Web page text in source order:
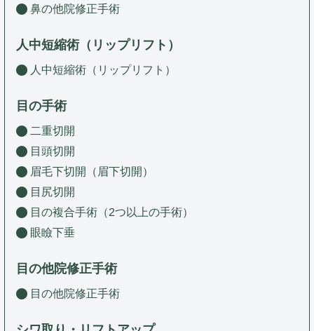
鼻の他院修正手術
人中短縮術（リップリフト）
人中短縮術（リップリフト）
目の手術
二重切開
目頭切開
眉毛下切開（眉下切開）
目尻切開
目の複合手術（2つ以上の手術）
眼瞼下垂
目の他院修正手術
目の他院修正手術